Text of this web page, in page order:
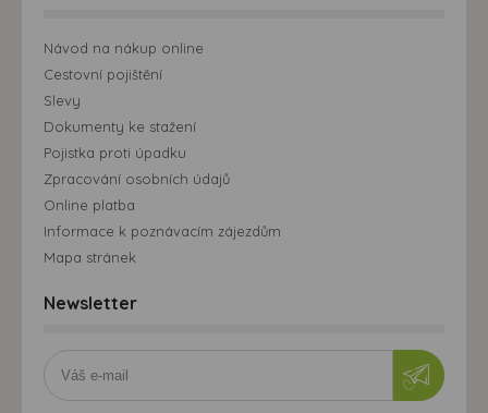
Návod na nákup online
Cestovní pojištění
Slevy
Dokumenty ke stažení
Pojistka proti úpadku
Zpracování osobních údajů
Online platba
Informace k poznávacím zájezdům
Mapa stránek
Newsletter